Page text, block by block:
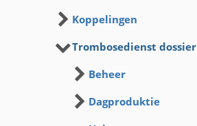
Koppelingen
Trombosedienst dossier
Beheer
Dagproduktie